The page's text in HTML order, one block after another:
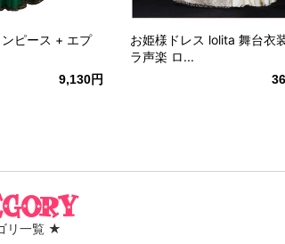
ピース + エプ
9,130円
お姫様ドレス lolita 舞台衣
ラ声楽 ロ...
リ一覧 ★